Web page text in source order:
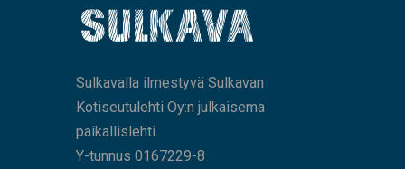
Sulkavalla ilmestyvä Sulkavan
Kotiseutulehti Oy:n julkaisema
paikallislehti.
Y-tunnus 0167229-8